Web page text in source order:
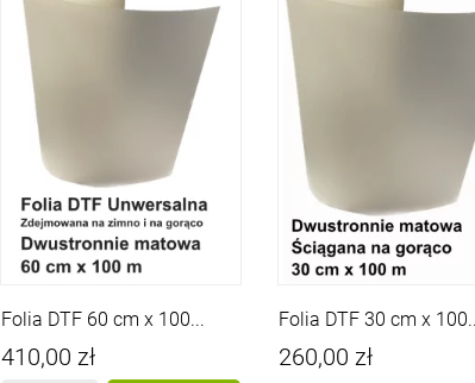
Folia DTF 60 cm x 100...
Cena
410,00 zł
Folia DTF 30 cm x
Cena
260,00 zł